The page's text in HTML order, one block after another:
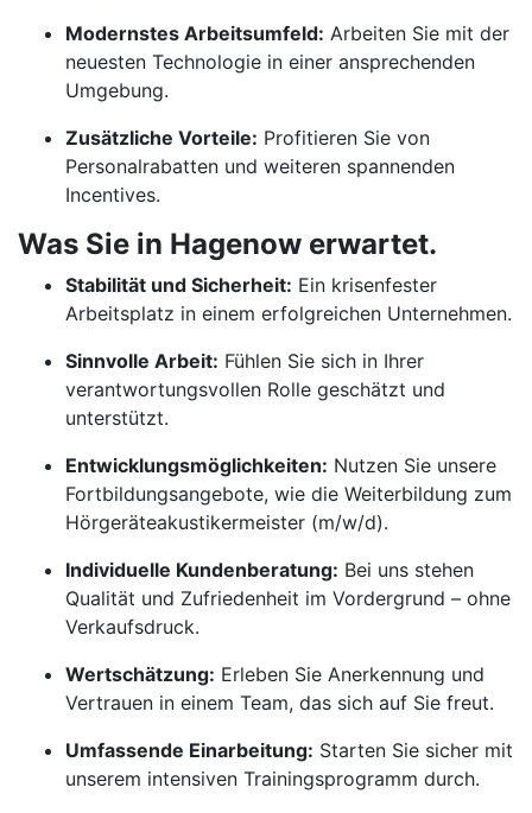
Modernstes Arbeitsumfeld: Arbeiten Sie mit der
neuesten Technologie in einer ansprechenden
Umgebung.
Zusätzliche Vorteile: Profitieren Sie von
Personalrabatten und weiteren spannenden
Incentives.
Was Sie in Hagenow erwartet.
Stabilität und Sicherheit: Ein krisenfester
Arbeitsplatz in einem erfolgreichen Unternehmen.
Sinnvolle Arbeit: Fühlen Sie sich in Ihrer
verantwortungsvollen Rolle geschätzt und
unterstützt.
Entwicklungsmöglichkeiten: Nutzen Sie unsere
Fortbildungsangebote, wie die Weiterbildung zum
Hörgeräteakustikermeister (m/w/d).
Individuelle Kundenberatung: Bei uns stehen
Qualität und Zufriedenheit im Vordergrund – ohne
Verkaufsdruck.
Wertschätzung: Erleben Sie Anerkennung und
Vertrauen in einem Team, das sich auf Sie freut.
Umfassende Einarbeitung: Starten Sie sicher mit
unserem intensiven Trainingsprogramm durch.